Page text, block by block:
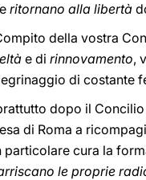
ritornano alla libertà
della vostra
e di rinnovamento,
di costante
dopo il
di Roma a
particolare cura la
le proprie